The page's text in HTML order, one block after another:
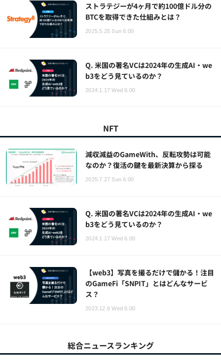
ストラテジーが4ヶ月で約100億ドル分の
BTCを取得できた仕組みとは？
2025.5.25 Sun 6:00
Q. 米国の著名VCは2024年の生成AI・we
b3をどう見ているのか？
2024.1.17 Wed 6:00
NFT
減収減益のGameWith、反転攻勢は可能
なのか？復活の鍵を最新決算から探る
2025.7.27 Sun 6:00
Q. 米国の著名VCは2024年の生成AI・we
b3をどう見ているのか？
2024.1.17 Wed 6:00
【web3】写真を撮るだけで儲かる！注目
のGameFi「SNPIT」とはどんなサービ
ス？
2023.12.6 Wed 6:00
総合ニュースランキング